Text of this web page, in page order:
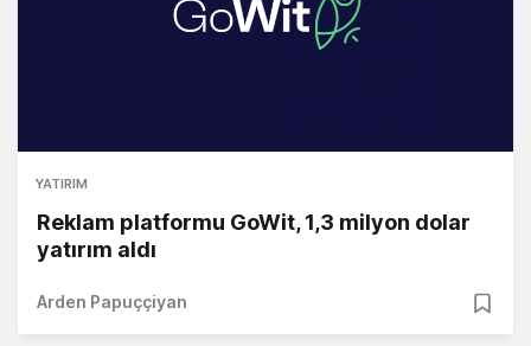
YATIRIM
Reklam platformu GoWit, 1,3 milyon dolar
yatırım aldı
Arden Papuççiyan